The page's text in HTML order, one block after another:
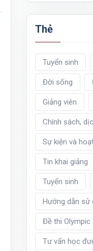
Thẻ
Tuyển sinh
Đời sống
Giảng viên
Chính sách,
Sự kiện và
Tin khai giảng
Tuyển sinh
Hướng dẫn sử
Đề thi Olympic
Tư vấn học